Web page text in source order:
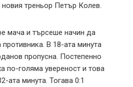
треньор Петър Колев.
мача и търсеше начин да
В 18-ата минута
пропусна. Постепенно
по-голяма увереност и това
ата минута. Тогава 0:1